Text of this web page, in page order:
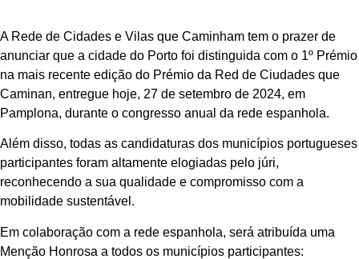
A Rede de Cidades e Vilas que Caminham tem o prazer de
anunciar que a cidade do Porto foi distinguida com o 1º Prémio
na mais recente edição do Prémio da Red de Ciudades que
Caminan, entregue hoje, 27 de setembro de 2024, em
Pamplona, durante o congresso anual da rede espanhola.
Além disso, todas as candidaturas dos municípios portugueses
participantes foram altamente elogiadas pelo júri,
reconhecendo a sua qualidade e compromisso com a
mobilidade sustentável.
Em colaboração com a rede espanhola, será atribuída uma
Menção Honrosa a todos os municípios participantes: